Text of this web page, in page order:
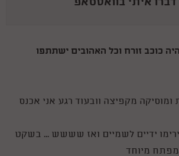
כוכב זורח וכל האהובים ישתתפו
מקפיצה וובעוד רגע אני אכנס
ידיים לשמיים ואז שששש ... בשקט
מפתח מיוחד